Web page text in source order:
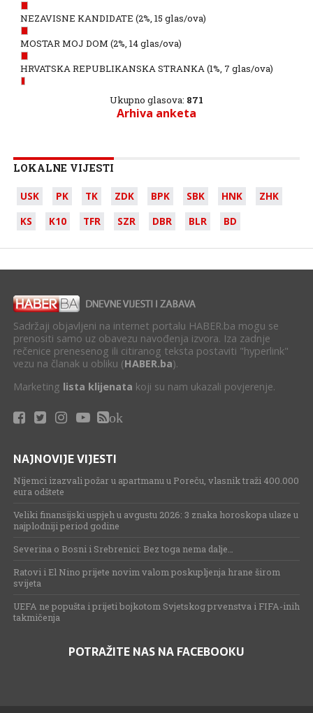
NEZAVISNE KANDIDATE (2%, 15 glas/ova)
MOSTAR MOJ DOM (2%, 14 glas/ova)
HRVATSKA REPUBLIKANSKA STRANKA(1%, 7 glas/ova)
Ukupno glasova: 871
Arhiva anketa
LOKALNE VIJESTI
USK PK TK ZDK BPK SBK HNK
ZHK
KS
K10 TFR SZR DBR BLR BD
Sadržaji objavljeni na internet portalu HABER.ba mogu se
prenositi samo uz obavezu navođenja izvora. Iza zadnje
rečenice prenesenog ili citiranog teksta postaviti "hyperlink"
vezu na članak u obliku (HABER.ba).
Marketing lista klijenata koji su nam ukazali povjerenje.
ok
NAJNOVIJE VIJESTI
Nijemci izazvali požar u apartmanu u Poreču, vlasnik traži 400.000
eura odštete
Veliki finansijski uspjeh u avgustu 2026: 3 znaka horoskopa ulaze u
najplodniji period godine
Severina o Bosni i Srebrenici: Bez toga nema dalje…
Ratovi i El Nino prijete novim valom poskupljenja hrane širom
svijeta
UEFA ne popušta i prijeti bojkotom Svjetskog prvenstva i FIFA-inih
takmičenja
POTRAŽITE NAS NA FACEBOOKU